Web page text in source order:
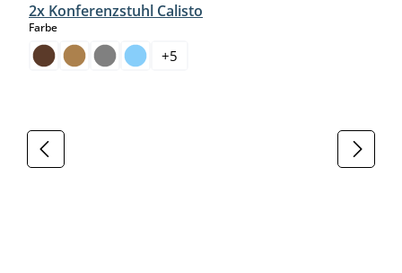
2x Konferenzstuhl Calisto
Farbeauswählen
+5